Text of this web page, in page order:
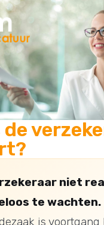
de
niet
te wachten.
is